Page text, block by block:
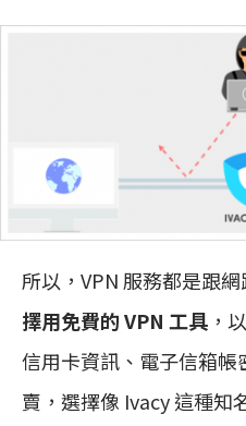
所以，VPN 服務都是跟
擇用免費的 VPN 工具 ，
信用卡資訊、電子信箱
賣，選擇像 Ivacy 這種知